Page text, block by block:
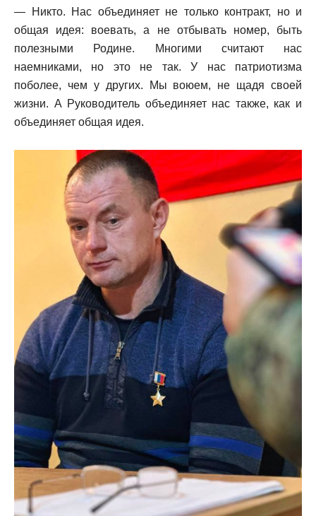
— Никто. Нас объединяет не только контракт, но и
общая идея: воевать, а не отбывать номер, быть
полезными Родине. Многими считают нас
наемниками, но это не так. У нас патриотизма
поболее, чем у других. Мы воюем, не щадя своей
жизни. А Руководитель объединяет нас также, как и
объединяет общая идея.